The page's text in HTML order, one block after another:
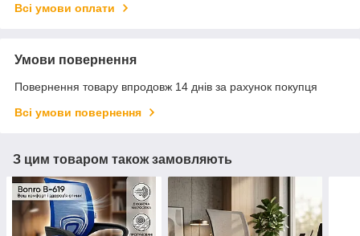
Всі умови оплати
Умови повернення
Повернення товару впродовж 14 днів за рахунок покупця
Всі умови повернення
З цим товаром також замовляють